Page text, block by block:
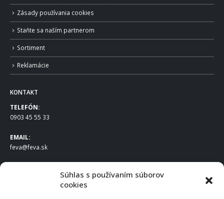
Súhlas s používaním súborov
cookies
Zásady používania cookies
Staňte sa naším partnerom
Sortiment
Reklamácie
KONTAKT
TELEFÓN:
0903 45 55 33
EMAIL:
feva@feva.sk
FEVA Slovakia SK s.r.o.